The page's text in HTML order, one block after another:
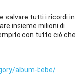
salvare tutti i ricordi in
insieme milioni di
con tutto ciò che
album-bebe/